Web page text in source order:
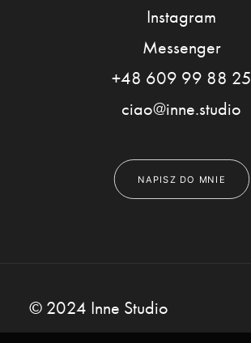
Instagram
Messenger
+48 609 99 88 25
ciao@inne.studio
NAPISZ DO MNIE
© 2024 Inne Studio